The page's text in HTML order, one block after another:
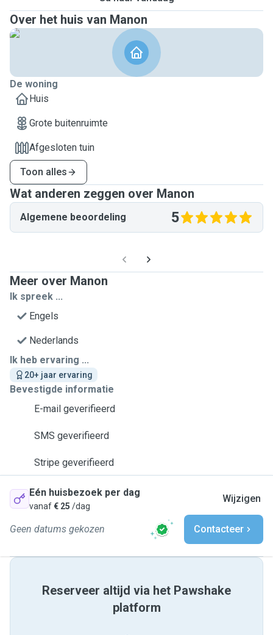
Over het huis van Manon
De woning
Huis
Grote buitenruimte
Afgesloten tuin
Toon alles
Wat anderen zeggen over Manon
Algemene beoordeling 5
Meer over Manon
Ik spreek ...
Engels
Nederlands
Ik heb ervaring ...
20+ jaar ervaring
Bevestigde informatie
E-mail geverifieerd
SMS geverifieerd
Stripe geverifieerd
Eén huisbezoek per dag
vanaf€ 25 /dag
Wijzigen
Geen datums gekozen Contacteer
Reserveer altijd via het Pawshake
platform